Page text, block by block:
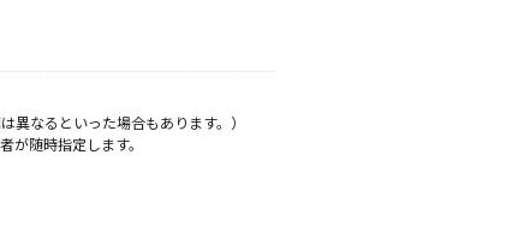
なるといった場合もあります。）
随時指定します。